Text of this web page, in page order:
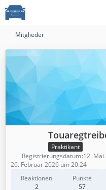
Mitglieder
Praktikant
Reaktionen
2
Punkte
57
Registrierungsdatum 12. Mai
26. Februar 2026 um 20:24